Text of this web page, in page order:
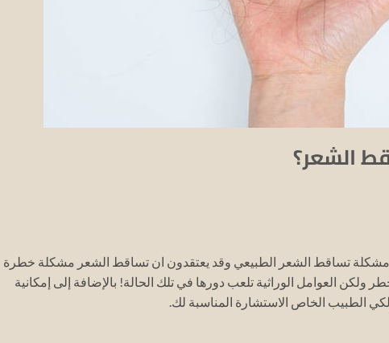
الشعر؟
مشكلة تساقط الشعر الطبيعي وقد يعتقدون ان تساقط الشعر مشكلة خطرة
ولكن العوامل الوراثية تلعب دورها في تلك الحالة! بالإضافة إلى إمكانية
الطبيب الخاص الاستشارة المناسبة لك.